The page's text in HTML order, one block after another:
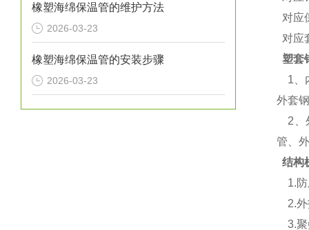
橡塑海绵保温管的维护方法
2026-03-23
橡塑海绵保温管的安装步骤
2026-03-23
对应
对应
塑套
1、
外套
2、
管、
结构
1.防
2.外
3.聚